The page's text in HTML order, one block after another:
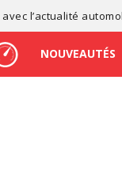
l’actualité
NOUVEAUTÉS